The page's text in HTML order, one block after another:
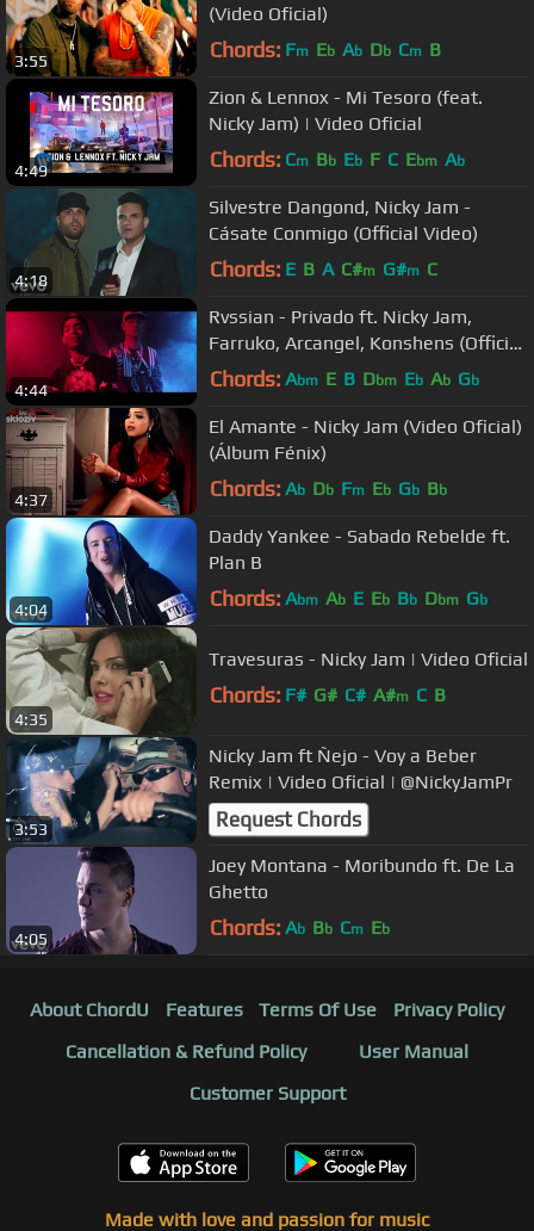
3:55
(Video Oficial)
Chords: Fm Eb Ab Db Cm B
4:49
Zion & Lennox - Mi Tesoro (feat.
Nicky Jam) | Video Oficial
Chords: Cm Bb Eb F C Ebm Ab
4:18
Silvestre Dangond, Nicky Jam -
Cásate Conmigo (Official Video)
Chords: E B A C#m G#m C
4:44
Rvssian - Privado ft. Nicky Jam,
Farruko, Arcangel, Konshens (Official
Video)
Chords: Abm E B Dbm Eb Ab Gb
4:37
El Amante - Nicky Jam (Video Oficial)
(Álbum Fénix)
Chords: Ab Db Fm Eb Gb Bb
4:04
Daddy Yankee - Sabado Rebelde ft.
Plan B
Chords: Abm Ab E Eb Bb Dbm Gb
4:35
Travesuras - Nicky Jam | Video Oficial
Chords: F# G# C# A#m C B
3:53
Nicky Jam ft Ñejo - Voy a Beber
Remix | Video Oficial | @NickyJamPr
Request Chords
4:05
Joey Montana - Moribundo ft. De La
Ghetto
Chords: Ab Bb Cm Eb
About ChordU Features Terms Of Use
Privacy Policy
Cancellation & Refund Policy
User Manual
Customer Support
Made with love and passion for music